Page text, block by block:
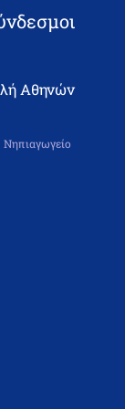
Αθηνών
Νηπιαγωγείο